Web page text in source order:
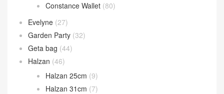
Constance Wallet (80)
Evelyne (27)
Garden Party (32)
Geta bag (44)
Halzan (46)
Halzan 25cm (9)
Halzan 31cm (7)